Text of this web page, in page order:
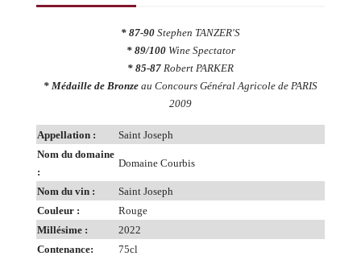
* 87-90 Stephen TANZER'S
* 89/100Wine Spectator
* 85-87 Robert PARKER
* Médaille de Bronze au Concours Général Agricole de PARIS
2009
Appellation :
Saint Joseph
Nom du domaine
:
Domaine Courbis
Nom du vin :
Saint Joseph
Couleur :
Rouge
Millésime :
2022
Contenance:
75cl